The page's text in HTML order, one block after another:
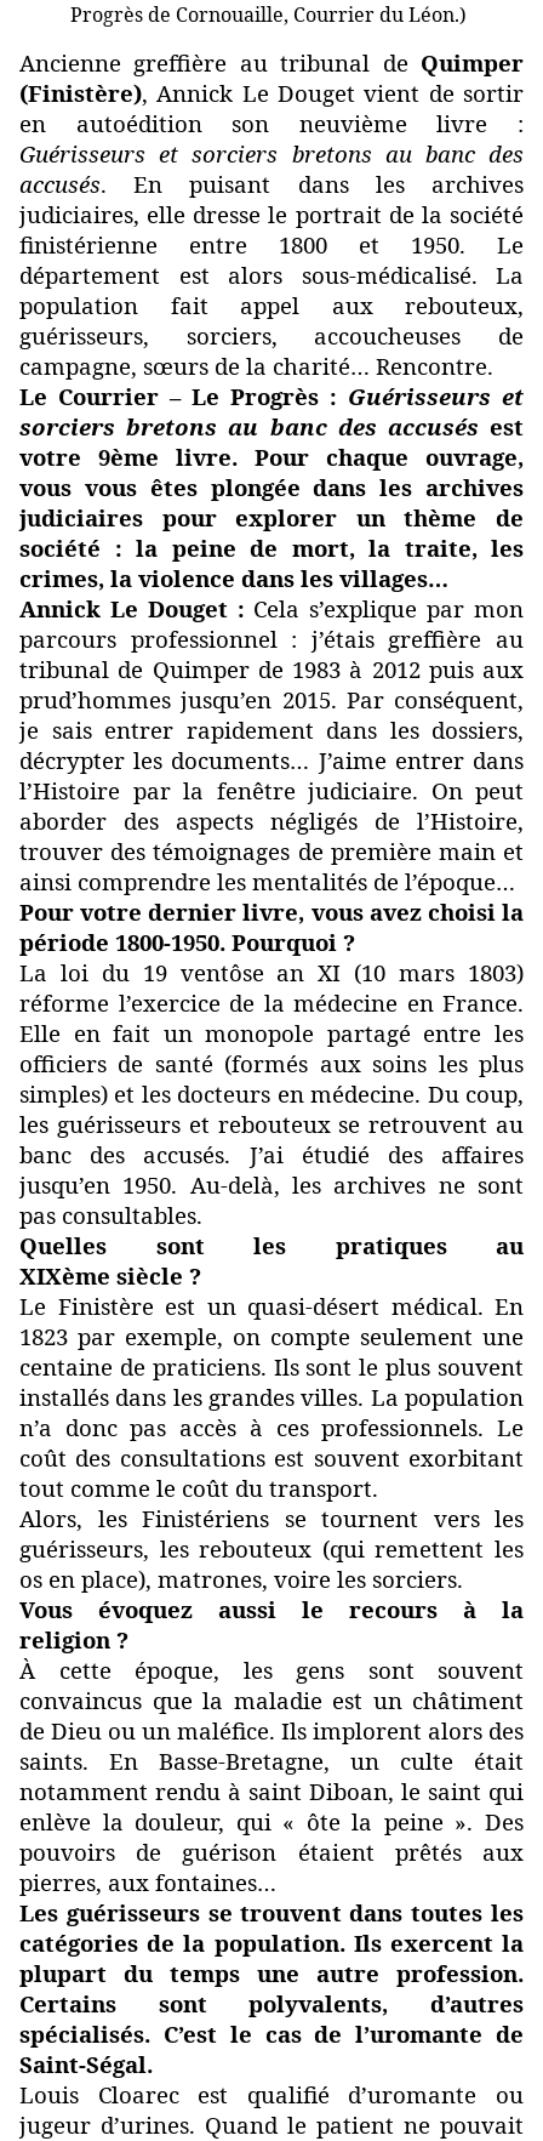
Progrès de Cornouaille, Courrier du Léon.)
Ancienne greffière au tribunal de Quimper
(Finistère), Annick Le Douget vient de sortir
en autoédition son neuvième livre :
Guérisseurs et sorciers bretons au banc des
accusés. En puisant dans les archives
judiciaires, elle dresse le portrait de la société
finistérienne entre 1800 et 1950. Le
département est alors sous-médicalisé. La
population fait appel aux rebouteux,
guérisseurs, sorciers, accoucheuses de
campagne, sœurs de la charité… Rencontre.
Le Courrier – Le Progrès : Guérisseurs et
sorciers bretons au banc des accusés est
votre 9ème livre. Pour chaque ouvrage,
vous vous êtes plongée dans les archives
judiciaires pour explorer un thème de
société : la peine de mort, la traite, les
crimes, la violence dans les villages…
Annick Le Douget : Cela s’explique par mon
parcours professionnel : j’étais greffière au
tribunal de Quimper de 1983 à 2012 puis aux
prud’hommes jusqu’en 2015. Par conséquent,
je sais entrer rapidement dans les dossiers,
décrypter les documents… J’aime entrer dans
l’Histoire par la fenêtre judiciaire. On peut
aborder des aspects négligés de l’Histoire,
trouver des témoignages de première main et
ainsi comprendre les mentalités de l’époque…
Pour votre dernier livre, vous avez choisi la
période 1800-1950. Pourquoi ?
La loi du 19 ventôse an XI (10 mars 1803)
réforme l’exercice de la médecine en France.
Elle en fait un monopole partagé entre les
officiers de santé (formés aux soins les plus
simples) et les docteurs en médecine. Du coup,
les guérisseurs et rebouteux se retrouvent au
banc des accusés. J’ai étudié des affaires
jusqu’en 1950. Au-delà, les archives ne sont
pas consultables.
Quelles sont les pratiques au
XIXème siècle ?
Le Finistère est un quasi-désert médical. En
1823 par exemple, on compte seulement une
centaine de praticiens. Ils sont le plus souvent
installés dans les grandes villes. La population
n’a donc pas accès à ces professionnels. Le
coût des consultations est souvent exorbitant
tout comme le coût du transport.
Alors, les Finistériens se tournent vers les
guérisseurs, les rebouteux (qui remettent les
os en place), matrones, voire les sorciers.
Vous évoquez aussi le recours à la
religion ?
À cette époque, les gens sont souvent
convaincus que la maladie est un châtiment
de Dieu ou un maléfice. Ils implorent alors des
saints. En Basse-Bretagne, un culte était
notamment rendu à saint Diboan, le saint qui
enlève la douleur, qui « ôte la peine ». Des
pouvoirs de guérison étaient prêtés aux
pierres, aux fontaines…
Les guérisseurs se trouvent dans toutes les
catégories de la population. Ils exercent la
plupart du temps une autre profession.
Certains sont polyvalents, d’autres
spécialisés. C’est le cas de l’uromante de
Saint-Ségal.
Louis Cloarec est qualifié d’uromante ou
jugeur d’urines. Quand le patient ne pouvait